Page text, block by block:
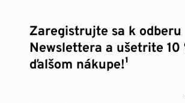
Zaregistrujte sa k odberu
Newslettera a ušetrite 10
ďalšom nákupe!¹